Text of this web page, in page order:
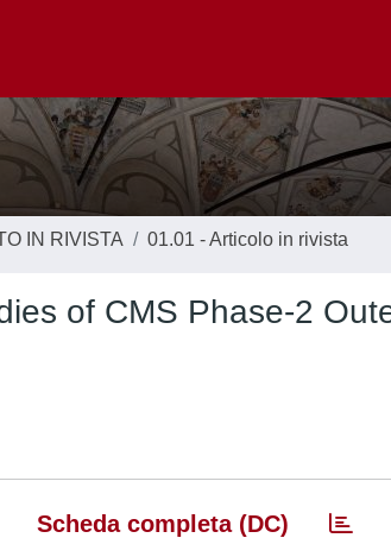
IN RIVISTA 01.01 - Articolo in rivista
of CMS Phase-2
Scheda completa (DC)